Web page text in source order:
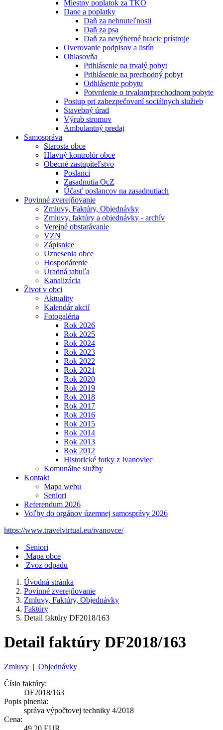
Miestny poplatok za TKO
Dane a poplatky
Daň za nehnuteľnosti
Daň za psa
Daň za nevýherné hracie prístroje
Overovanie podpisov a listín
Ohlasovňa
Prihlásenie na trvalý pobyt
Prihlásenie na prechodný pobyt
Odhlásenie pobytu
Potvrdenie o trvalom⁄prechodnom pobyte
Postup pri zabezpečovaní sociálnych služieb
Stavebný úrad
Výrub stromov
Ambulantný predaj
Samospráva
Starosta obce
Hlavný kontrolór obce
Obecné zastupiteľstvo
Poslanci
Zasadnutia OcZ
Účasť poslancov na zasadnutiach
Povinné zverejňovanie
Zmluvy, Faktúry, Objednávky
Zmluvy, faktúry a objednávky - archív
Verejné obstarávanie
VZN
Zápisnice
Uznesenia obce
Hospodárenie
Úradná tabuľa
Kanalizácia
Život v obci
Aktuality
Kalendár akcií
Fotogaléria
Rok 2026
Rok 2025
Rok 2024
Rok 2023
Rok 2022
Rok 2021
Rok 2020
Rok 2019
Rok 2018
Rok 2017
Rok 2016
Rok 2015
Rok 2014
Rok 2013
Rok 2012
Historické fotky z Ivanoviec
Komunálne služby
Kontakt
Mapa webu
Seniori
Referendum 2026
Voľby do orgánov územnej samosprávy 2026
https://www.travelvirtual.eu/ivanovce/
Seniori
Mapa obce
Zvoz odpadu
Úvodná stránka
Povinné zverejňovanie
Zmluvy, Faktúry, Objednávky
Faktúry
Detail faktúry DF2018/163
Detail faktúry DF2018/163
Zmluvy | Objednávky
Číslo faktúry:
DF2018/163
Popis plnenia:
správa výpočtovej techniky 4/2018
Cena:
49,20 EUR